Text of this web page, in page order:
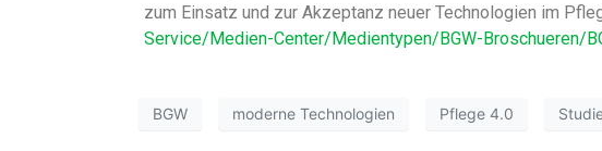
zum Einsatz und zur Akzeptanz neuer Technologien im
Service/Medien-Center/Medientypen/BGW-Broschueren/
BGW moderne Technologien Pflege 4.0